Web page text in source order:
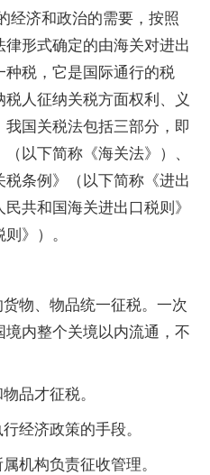
济和政治的需要，按照
律形式确定的由海关对进出
税，它是国际通行的税
人征纳关税方面权利、义
国关税法包括三部分，即
以下简称《海关法》）、
税条例》（以下简称《进出
共和国海关进出口税则》
》）。
物、物品统一征税。一次
内整个关境以内流通，不
才征税。
济政策的手段。
构负责征收管理。